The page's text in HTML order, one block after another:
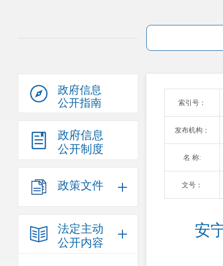
政府信息
公开指南
政府信息
公开制度
政策文件
法定主动
公开内容
索引号：
发布机构：
名 称:
文号：
安